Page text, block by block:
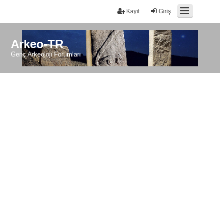
Giriş
Kayıt
Arkeo-TR
Genç Arkeoloji Forumları